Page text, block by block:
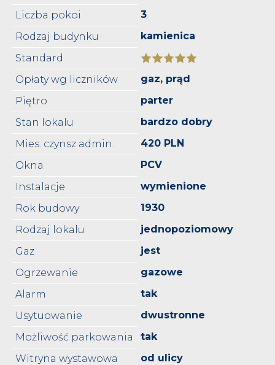
Liczba pokoi
3
Rodzaj budynku
kamienica
Standard
Opłaty wg liczników
gaz, prąd
Piętro
parter
Stan lokalu
bardzo dobry
Mies. czynsz admin.
420 PLN
Okna
PCV
Instalacje
wymienione
Rok budowy
1930
Rodzaj lokalu
jednopoziomowy
Gaz
jest
Ogrzewanie
gazowe
Alarm
tak
Usytuowanie
dwustronne
Możliwość parkowania
tak
Witryna wystawowa
od ulicy